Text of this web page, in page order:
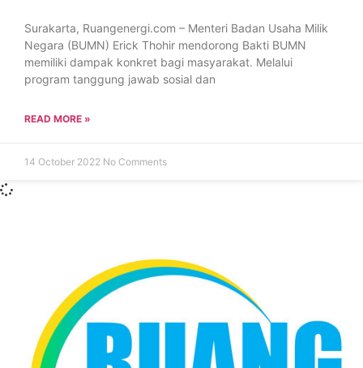
Surakarta, Ruangenergi.com – Menteri Badan Usaha Milik
Negara (BUMN) Erick Thohir mendorong Bakti BUMN
memiliki dampak konkret bagi masyarakat. Melalui
program tanggung jawab sosial dan
READ MORE »
14 October 2022 No Comments